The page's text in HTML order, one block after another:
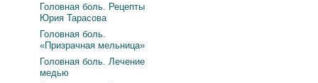
Головная боль. Рецепты
Юрия Тарасова
Головная боль.
«Призрачная мельница»
Головная боль. Лечение
медью